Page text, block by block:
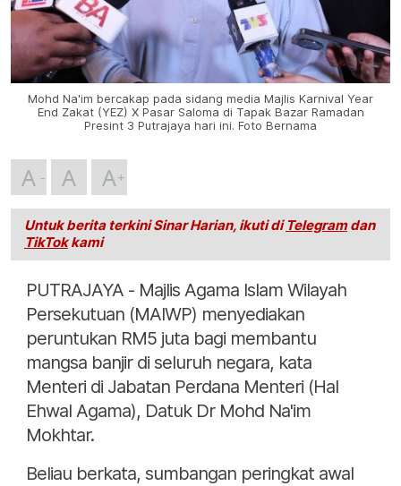
Mohd Na'im bercakap pada sidang media Majlis Karnival Year
End Zakat (YEZ) X Pasar Saloma di Tapak Bazar Ramadan
Presint 3 Putrajaya hari ini. Foto Bernama
A A A
Untuk berita terkini Sinar Harian, ikuti di Telegramdan
TikTokkami
PUTRAJAYA - Majlis Agama Islam Wilayah
Persekutuan (MAIWP) menyediakan
peruntukan RM5 juta bagi membantu
mangsa banjir di seluruh negara, kata
Menteri di Jabatan Perdana Menteri (Hal
Ehwal Agama), Datuk Dr Mohd Na'im
Mokhtar.
Beliau berkata, sumbangan peringkat awal